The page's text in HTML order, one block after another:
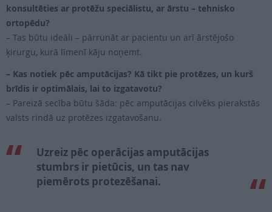
konsultēties ar protēžu speciālistu, ar ārstu – tehnisko
ortopēdu?
– Tas būtu ideāli – pārrunāt ar pacientu un arī ārstējošo
ķirurgu, kurā līmenī kāju noņemt.
– Kas notiek pēc amputācijas? Kā tikt pie protēzes, un kurš
brīdis ir optimālais, lai to izgatavotu?
– Pareizā secība būtu šāda: pēc amputācijas cilvēks pierakstās
valsts rindā uz protēzes izgatavošanu.
Uzreiz pēc operācijas amputācijas
stumbrs ir pietūcis, un tas nav
piemērots protezēšanai.